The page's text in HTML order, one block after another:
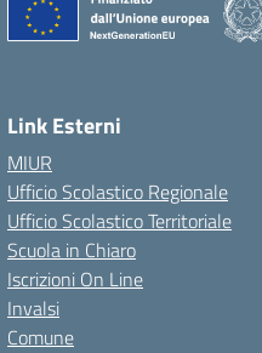
Link Esterni
MIUR
Ufficio Scolastico Regionale
Ufficio Scolastico Territoriale
Scuola in Chiaro
Iscrizioni On Line
Invalsi
Comune